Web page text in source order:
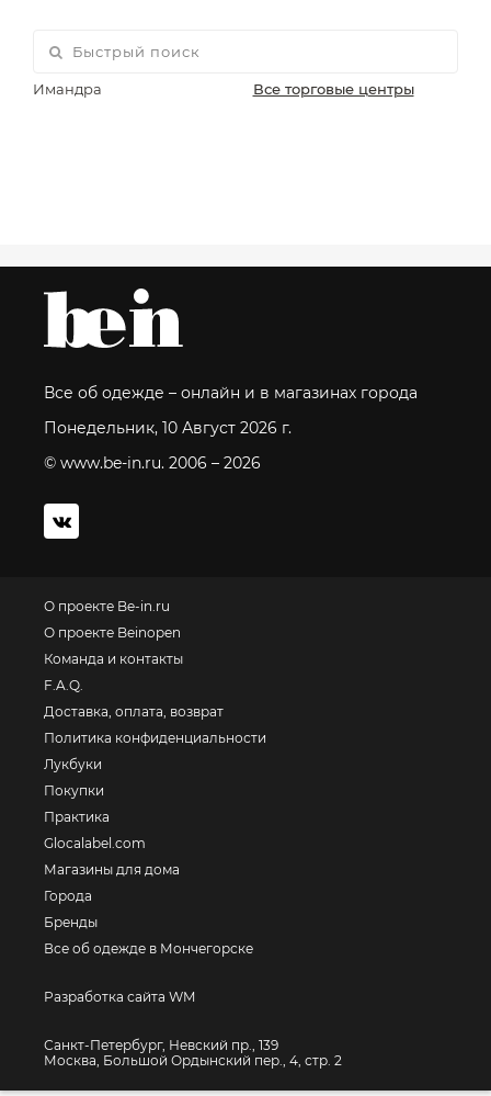
Имандра Все торговые центры
Все об одежде – онлайн и в магазинах города
Понедельник, 10 Август 2026 г.
© www.be-in.ru. 2006 – 2026
О проекте Be-in.ru
О проекте Beinopen
Команда и контакты
F.A.Q.
Доставка, оплата, возврат
Политика конфиденциальности
Лукбуки
Покупки
Практика
Glocalabel.com
Магазины для дома
Города
Бренды
Все об одежде в Мончегорске
Разработка сайта WM
Санкт-Петербург, Невский пр., 139
Москва, Большой Ордынский пер., 4, стр. 2